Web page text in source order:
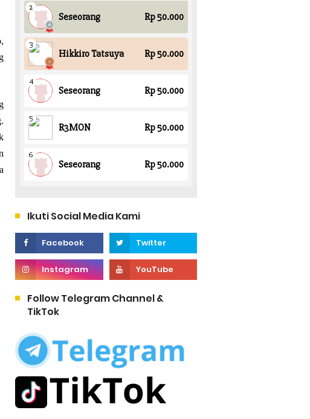
Ikuti Social Media Kami
Follow Telegram Channel &
TikTok